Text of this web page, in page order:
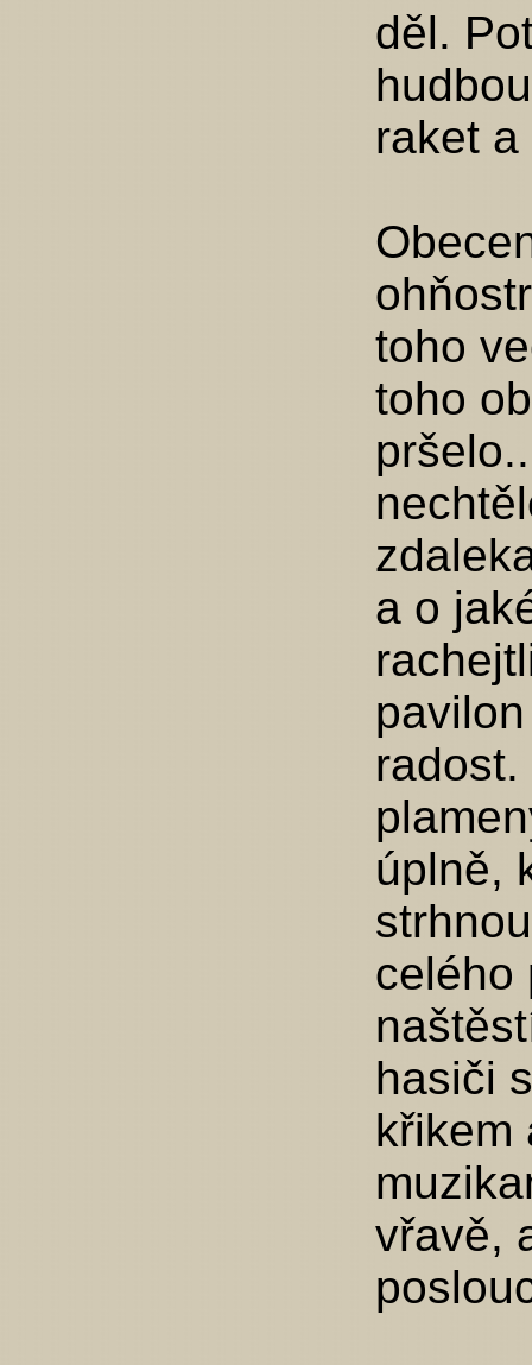
děl.
raket
toho
toho
a o
úplně,
celého
hasiči
křikem
vřavě,